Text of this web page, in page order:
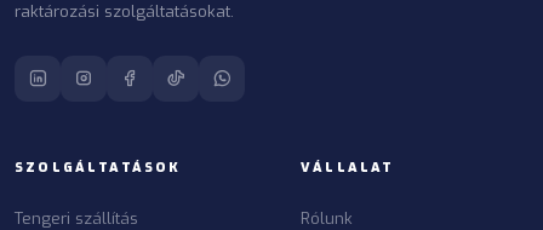
raktározási szolgáltatásokat.
SZOLGÁLTATÁSOK
Tengeri szállítás
VÁLLALAT
Rólunk